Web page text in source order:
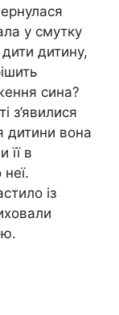
у смутку
дитину,
сина?
з’явилися
дитини вона
її в
із